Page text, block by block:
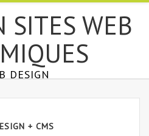
SITES WEB
DESIGN
+ CMS